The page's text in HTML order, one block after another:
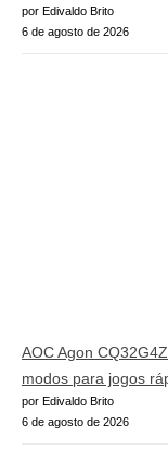
por Edivaldo Brito
6 de agosto de 2026
AOC Agon
modos para jogos
por Edivaldo Brito
6 de agosto de 2026